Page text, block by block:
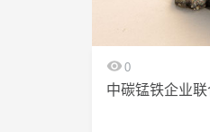
0
中碳锰铁企业